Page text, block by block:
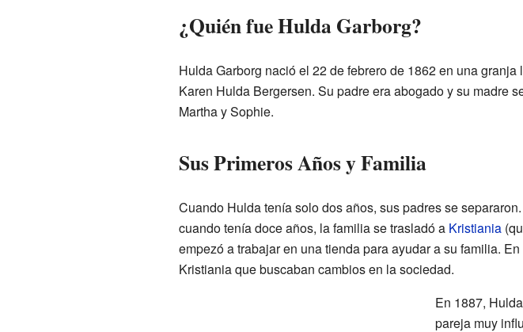
¿Quién fue Hulda Garborg?
Hulda Garborg nació el 22 de febrero de 1862 en una
Karen Hulda Bergersen. Su padre era abogado y su madre
Martha y Sophie.
Sus Primeros Años y Familia
Cuando Hulda tenía solo dos años, sus padres se
cuando tenía doce años, la familia se trasladó a Kristiania
empezó a trabajar en una tienda para ayudar a su familia.
Kristiania que buscaban cambios en la sociedad.
En 1887,
pareja muy